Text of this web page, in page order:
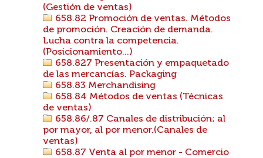
(Gestión de ventas)
658.82 Promoción de ventas. Métodos
de promoción. Creación de demanda.
Lucha contra la competencia.
(Posicionamiento...)
658.827 Presentación y empaquetado
de las mercancías. Packaging
658.83 Merchandising
658.84 Métodos de ventas (Técnicas
de ventas)
658.86/.87 Canales de distribución; al
por mayor, al por menor.(Canales de
ventas)
658.87 Venta al por menor - Comercio